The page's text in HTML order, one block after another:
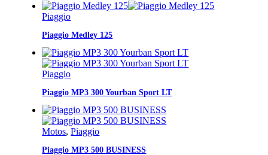
Piaggio
Piaggio Medley 125
Piaggio
Piaggio MP3 300 Yourban Sport LT
Motos,Piaggio
Piaggio MP3 500 BUSINESS